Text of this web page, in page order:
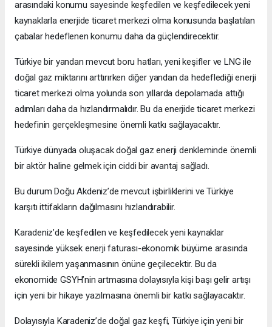
arasındaki konumu sayesinde keşfedilen ve keşfedilecek yeni
kaynaklarla enerjide ticaret merkezi olma konusunda başlatılan
çabalar hedeflenen konumu daha da güçlendirecektir.
Türkiye bir yandan mevcut boru hatları, yeni keşifler ve LNG ile
doğal gaz miktarını arttırırken diğer yandan da hedeflediği enerji
ticaret merkezi olma yolunda son yıllarda depolamada attığı
adımları daha da hızlandırmalıdır. Bu da enerjide ticaret merkezi
hedefinin gerçekleşmesine önemli katkı sağlayacaktır.
Türkiye dünyada oluşacak doğal gaz enerji denkleminde önemli
bir aktör haline gelmek için ciddi bir avantaj sağladı.
Bu durum Doğu Akdeniz’de mevcut işbirliklerini ve Türkiye
karşıtı ittifakların dağılmasını hızlandırabilir.
Karadeniz’de keşfedilen ve keşfedilecek yeni kaynaklar
sayesinde yüksek enerji faturası-ekonomik büyüme arasında
sürekli ikilem yaşanmasının önüne geçilecektir. Bu da
ekonomide GSYH’nin artmasına dolayısıyla kişi başı gelir artışı
için yeni bir hikaye yazılmasına önemli bir katkı sağlayacaktır.
Dolayısıyla Karadeniz’de doğal gaz keşfi, Türkiye için yeni bir